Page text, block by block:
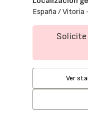
España / Vitoria
Solicite
Ver